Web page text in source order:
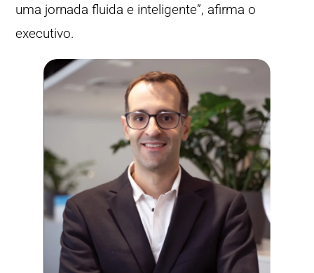
uma jornada fluida e inteligente”, afirma o
executivo.